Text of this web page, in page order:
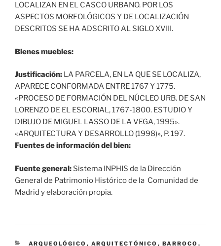
LOCALIZAN EN EL CASCO URBANO. POR LOS
ASPECTOS MORFOLÓGICOS Y DE LOCALIZACIÓN
DESCRITOS SE HA ADSCRITO AL SIGLO XVIII.
Bienes muebles:
Justificación: LA PARCELA, EN LA QUE SE LOCALIZA,
APARECE CONFORMADA ENTRE 1767 Y 1775.
«PROCESO DE FORMACIÓN DEL NÚCLEO URB. DE SAN
LORENZO DE EL ESCORIAL, 1767-1800. ESTUDIO Y
DIBUJO DE MIGUEL LASSO DE LA VEGA, 1995».
«ARQUITECTURA Y DESARROLLO (1998)», P. 197.
Fuentes de información del bien:
Fuente general: Sistema INPHIS de la Dirección
General de Patrimonio Histórico de la Comunidad de
Madrid y elaboración propia.
CATEGORÍAS
ARQUEOLÓGICO , ARQUITECTÓNICO , BARROCO ,